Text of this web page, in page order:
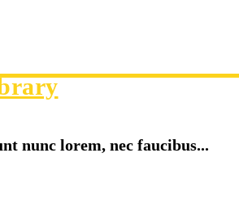
nunc lorem, nec faucibus...